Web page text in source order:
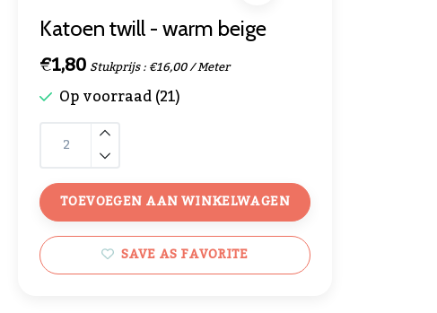
Katoen twill - warm beige
€1,80Stukprijs : €16,00 / Meter
Op voorraad (21)
TOEVOEGEN AAN WINKELWAGEN
SAVE AS FAVORITE